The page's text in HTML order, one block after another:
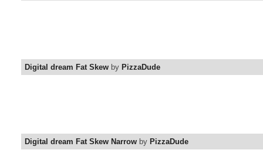
Digital dream Fat Skew by PizzaDude
Digital dream Fat Skew Narrow by PizzaDude